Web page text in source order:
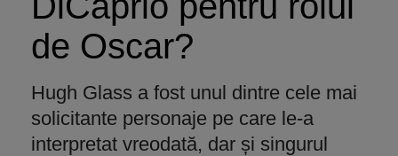
de Oscar?
Hugh Glass a fost unul dintre cele mai
solicitante personaje pe care le-a
interpretat vreodată, dar și singurul